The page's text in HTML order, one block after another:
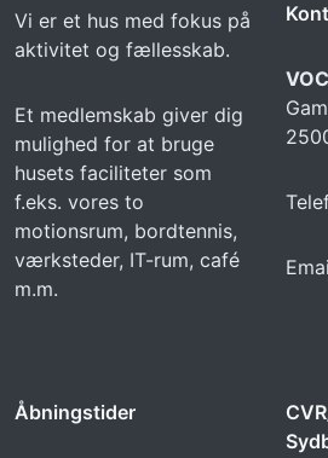
Vi er et hus med fokus på
aktivitet og fællesskab.
Et medlemskab giver dig
mulighed for at bruge
husets faciliteter som
f.eks. vores to
motionsrum, bordtennis,
værksteder, IT-rum, café
m.m.
Åbningstider